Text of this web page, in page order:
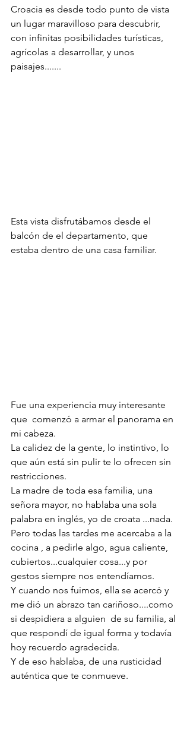
Croacia es desde todo punto de vista
un lugar maravilloso para descubrir,
con infinitas posibilidades turísticas,
agrícolas a desarrollar, y unos
paisajes.......
Esta vista disfrutábamos desde el
balcón de el departamento, que
estaba dentro de una casa familiar.
Fue una experiencia muy interesante
que  comenzó a armar el panorama en
mi cabeza.
La calidez de la gente, lo instintivo, lo
que aún está sin pulir te lo ofrecen sin
restricciones.
La madre de toda esa familia, una
señora mayor, no hablaba una sola
palabra en inglés, yo de croata ...nada.
Pero todas las tardes me acercaba a la
cocina , a pedirle algo, agua caliente,
cubiertos...cualquier cosa...y por
gestos siempre nos entendíamos.
Y cuando nos fuimos, ella se acercó y
me dió un abrazo tan cariñoso....como
si despidiera a alguien  de su familia, al
que respondí de igual forma y todavía
hoy recuerdo agradecida.
Y de eso hablaba, de una rusticidad
auténtica que te conmueve.